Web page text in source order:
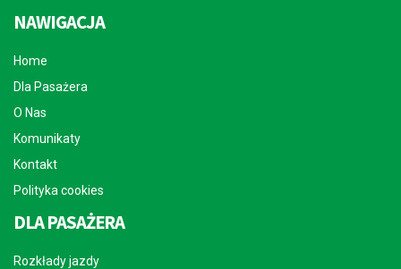
NAWIGACJA
Home
Dla Pasażera
O Nas
Komunikaty
Kontakt
Polityka cookies
DLA PASAŻERA
Rozkłady jazdy